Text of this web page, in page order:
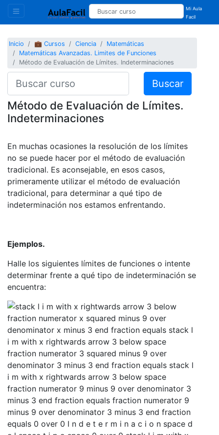
Mi Aula
Facil
Inicio 💼 Cursos Ciencia
Matemáticas
Matemáticas Avanzadas. Limites de Funciones
Método de Evaluación de Límites. Indeterminaciones
Buscar
Método de Evaluación de Límites.
Indeterminaciones
En muchas ocasiones la resolución de los límites
no se puede hacer por el método de evaluación
tradicional. Es aconsejable, en esos casos,
primeramente utilizar el método de evaluación
tradicional, para determinar a qué tipo de
indeterminación nos estamos enfrentando.
Ejemplos.
Halle los siguientes límites de funciones o intente
determinar frente a qué tipo de indeterminación se
encuentra: